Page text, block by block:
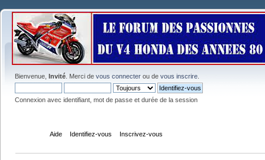
Bienvenue, Invité . Merci de vous connecter ou de vous inscrire
Connexion avec identifiant, mot de passe et durée de la session
Aide Identifiez-vous Inscrivez-vous